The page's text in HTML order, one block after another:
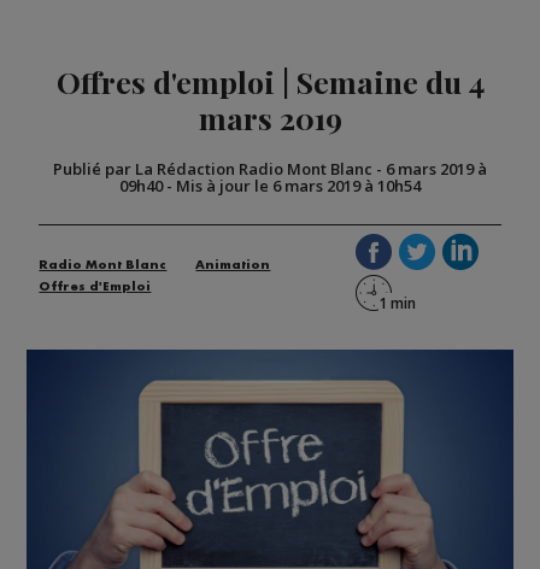
Offres d'emploi | Semaine du 4
mars 2019
Publié par La Rédaction Radio Mont Blanc - 6 mars 2019 à
09h40- Mis à jour le 6 mars 2019 à 10h54
Radio Mont Blanc
Animation
Offres d'Emploi